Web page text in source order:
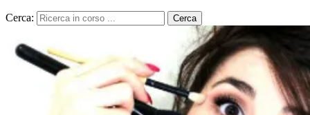
Cerca: Cerca